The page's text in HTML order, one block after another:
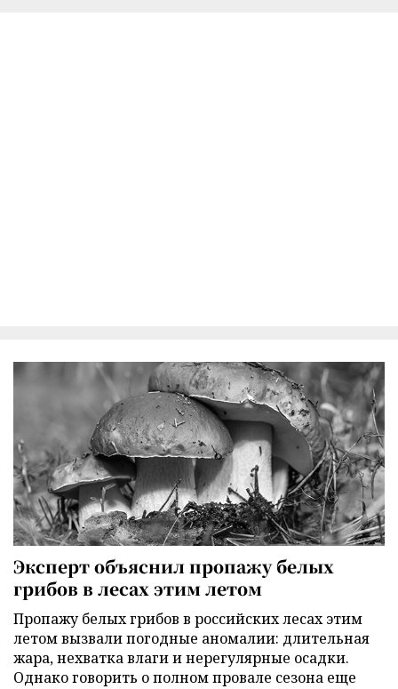
Эксперт объяснил пропажу белых
грибов в лесах этим летом
Пропажу белых грибов в российских лесах этим
летом вызвали погодные аномалии: длительная
жара, нехватка влаги и нерегулярные осадки.
Однако говорить о полном провале сезона еще